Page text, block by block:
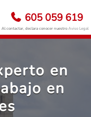
605 059 619
Al contactar, declara conocer nuestroAviso Legal
en
en